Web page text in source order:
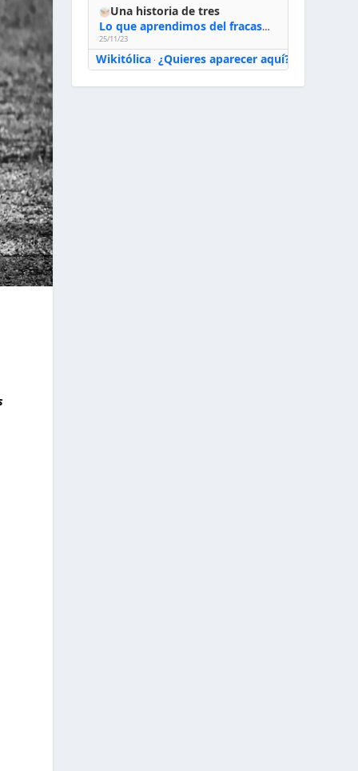
Una historia de tres
Lo que aprendimos del fracaso al emprender
25/11/23
Wikitólica· ¿Quieres aparecer aquí?